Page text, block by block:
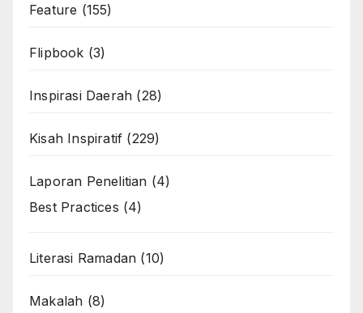
Feature (155)
Flipbook (3)
Inspirasi Daerah (28)
Kisah Inspiratif (229)
Laporan Penelitian (4)
Best Practices (4)
Literasi Ramadan (10)
Makalah (8)